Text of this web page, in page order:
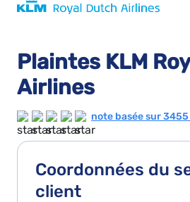
Plaintes KLM
Airlines
note basée sur
Coordonnées du
client